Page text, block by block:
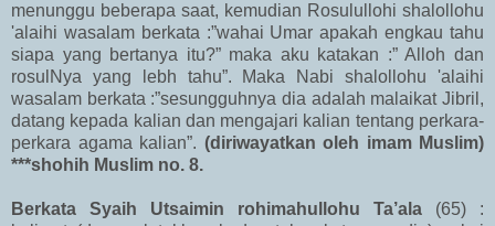
menunggu beberapa saat, kemudian Rosulullohi shalollohu
'alaihi wasalam berkata :”wahai Umar apakah engkau tahu
siapa yang bertanya itu?” maka aku katakan :” Alloh dan
rosulNya yang lebh tahu”. Maka Nabi shalollohu 'alaihi
wasalam berkata :”sesungguhnya dia adalah malaikat Jibril,
datang kepada kalian dan mengajari kalian tentang perkara-
perkara agama kalian”. (diriwayatkan oleh imam Muslim)
***shohih Muslim no. 8.
Berkata Syaih Utsaimin rohimahullohu Ta’ala (65) :